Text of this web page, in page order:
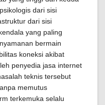
dari sisi
dari sisi
yang paling
bermain
koneksi akibat
penyedia jasa internet
teknis tersebut
memutus
terkemuka selalu